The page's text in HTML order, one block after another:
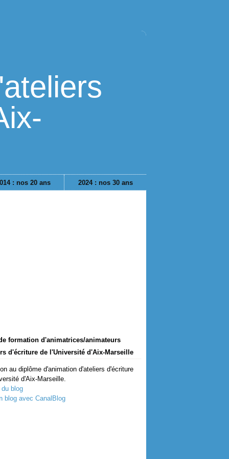
: nos 20 ans 2024 : nos 30 ans
formation d'animatrices/animateurs
d'écriture de l'Université d'Aix-Marseille
au diplôme d'animation d'ateliers d'écriture
d'Aix-Marseille.
blog
blog avec CanalBlog